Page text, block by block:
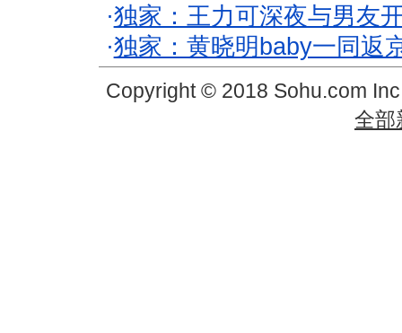
·独家：王力可深夜与男友
·独家：黄晓明baby一同返
Copyright © 2018 Sohu.com
全部